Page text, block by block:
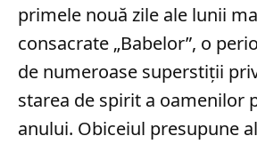
primele nouă zile ale lunii
consacrate „Babelor”, o
de numeroase superstiții
starea de spirit a oamenilor
anului. Obiceiul presupune